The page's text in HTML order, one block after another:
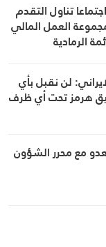
تناول التقدم
العمل المالي
لن نقبل بأي
هرمز تحت أي ظرف
مع محرر الشؤون